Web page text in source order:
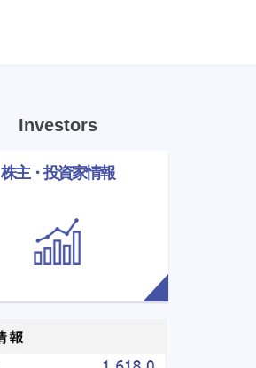
Investors
株主・投資家情報